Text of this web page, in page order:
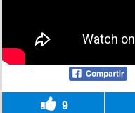
9